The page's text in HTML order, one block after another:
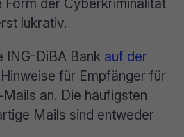
der Cyberkriminalität
lukrativ.
ING-DiBA Bank auf der
Hinweise für Empfänger für
an. Die häufigsten
Mails sind entweder